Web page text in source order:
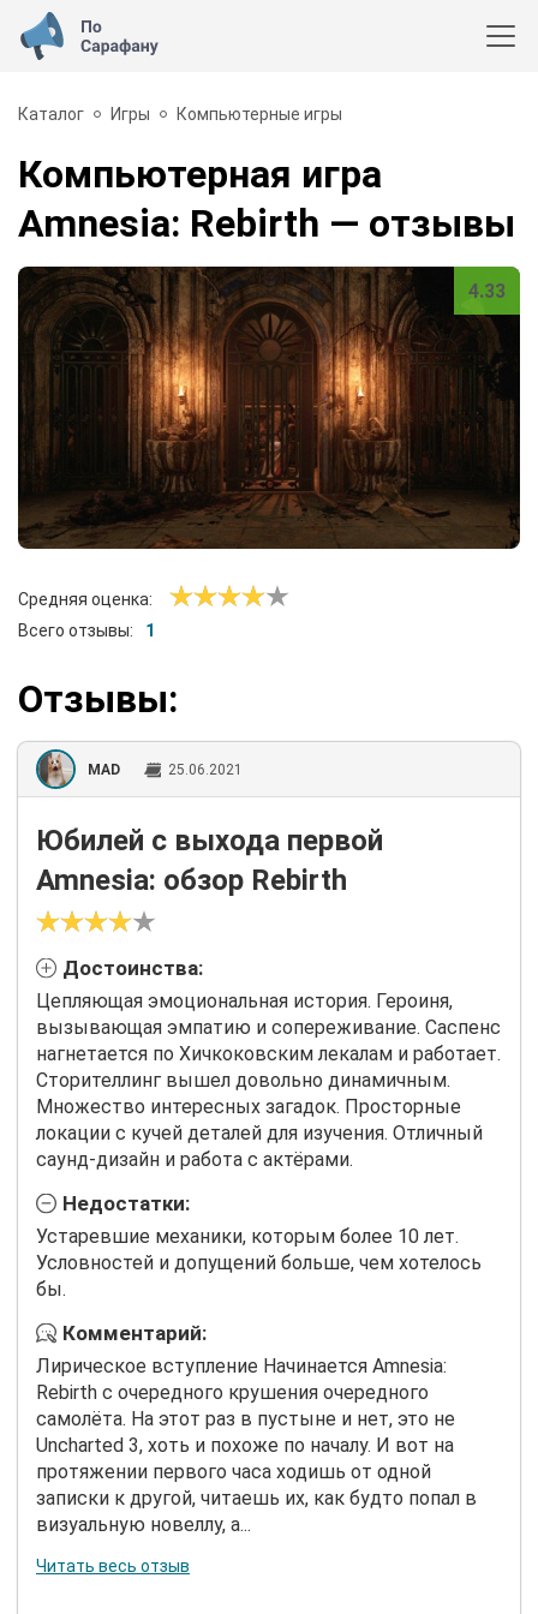
Каталог Игры Компьютерные игры
Компьютерная игра
Amnesia: Rebirth — отзывы
4.33
Средняя оценка:
Всего отзывы:
1
Отзывы:
MAD 25.06.2021
Юбилей с выхода первой
Amnesia: обзор Rebirth
Достоинства:
Цепляющая эмоциональная история. Героиня,
вызывающая эмпатию и сопереживание. Саспенс
нагнетается по Хичкоковским лекалам и работает.
Сторителлинг вышел довольно динамичным.
Множество интересных загадок. Просторные
локации с кучей деталей для изучения. Отличный
саунд-дизайн и работа с актёрами.
Недостатки:
Устаревшие механики, которым более 10 лет.
Условностей и допущений больше, чем хотелось
бы.
Комментарий:
Лирическое вступление Начинается Amnesia:
Rebirth с очередного крушения очередного
самолёта. На этот раз в пустыне и нет, это не
Uncharted 3, хоть и похоже по началу. И вот на
протяжении первого часа ходишь от одной
записки к другой, читаешь их, как будто попал в
визуальную новеллу, а...
Читать весь отзыв